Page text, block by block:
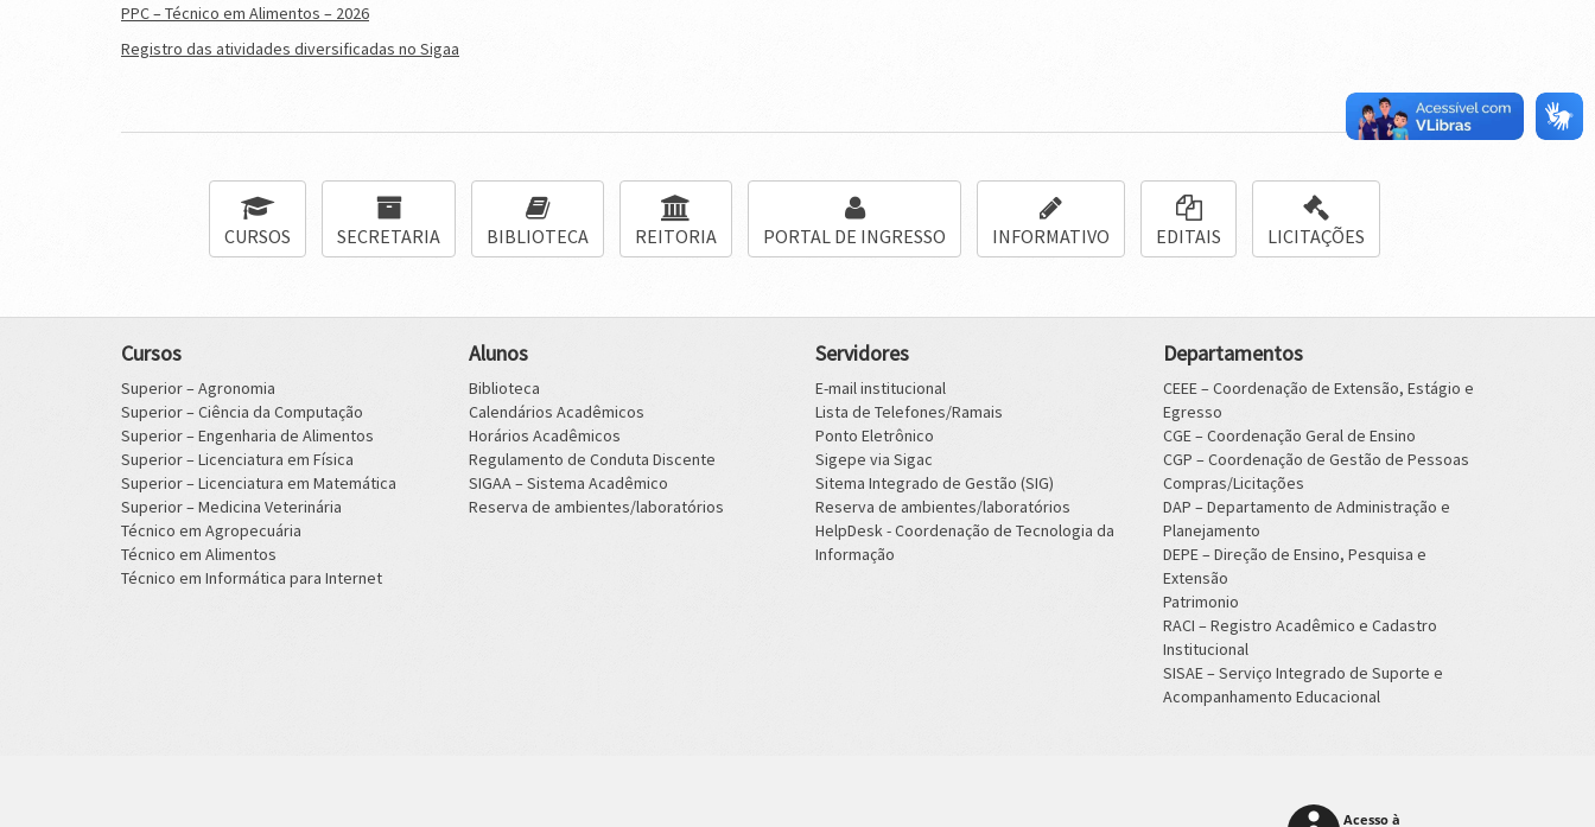
PPC – Técnico em Alimentos – 2026
Registro das atividades diversificadas no Sigaa
CURSOS SECRETARIA BIBLIOTECA REITORIA PORTAL DE INGRESSO INFORMATIVO EDITAIS LICITAÇÕES
Cursos
Superior – Agronomia
Superior – Ciência da Computação
Superior – Engenharia de Alimentos
Superior – Licenciatura em Física
Superior – Licenciatura em Matemática
Superior – Medicina Veterinária
Técnico em Agropecuária
Técnico em Alimentos
Técnico em Informática para Internet
Alunos
Biblioteca
Calendários Acadêmicos
Horários Acadêmicos
Regulamento de Conduta Discente
SIGAA – Sistema Acadêmico
Reserva de ambientes/laboratórios
Servidores
E-mail institucional
Lista de Telefones/Ramais
Ponto Eletrônico
Sigepe via Sigac
Sitema Integrado de Gestão (SIG)
Reserva de ambientes/laboratórios
HelpDesk - Coordenação de Tecnologia da
Informação
Departamentos
CEEE – Coordenação de Extensão, Estágio e
Egresso
CGE – Coordenação Geral de Ensino
CGP – Coordenação de Gestão de Pessoas
Compras/Licitações
DAP – Departamento de Administração e
Planejamento
DEPE – Direção de Ensino, Pesquisa e
Extensão
Patrimonio
RACI – Registro Acadêmico e Cadastro
Institucional
SISAE – Serviço Integrado de Suporte e
Acompanhamento Educacional